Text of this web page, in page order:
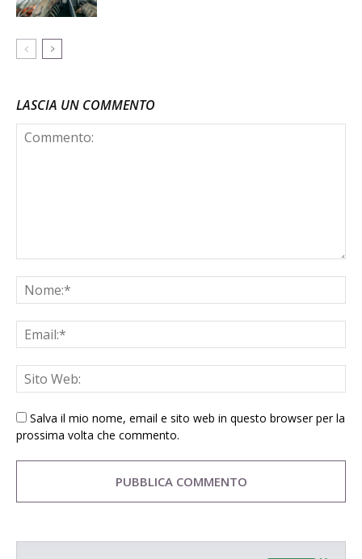
LASCIA UN COMMENTO
Salva il mio nome, email e sito web in questo browser per la
prossima volta che commento.